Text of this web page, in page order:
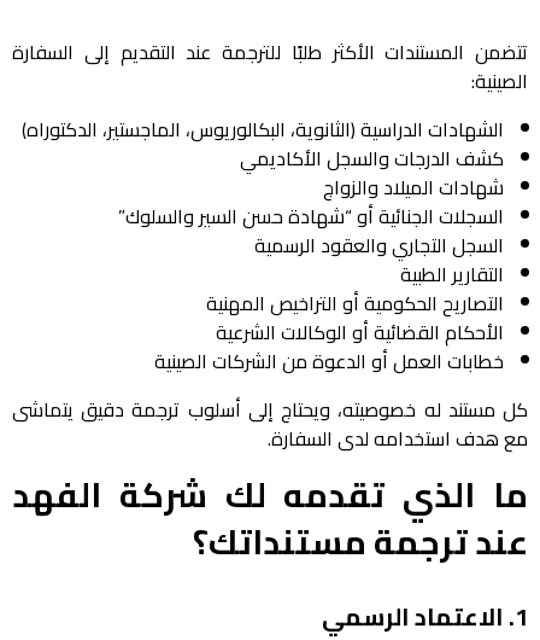
تتضمن المستندات الأكثر طلبًا للترجمة عند التقديم إلى السفارة
الصينية:
الشهادات الدراسية (الثانوية، البكالوريوس، الماجستير، الدكتوراه)
كشف الدرجات والسجل الأكاديمي
شهادات الميلاد والزواج
السجلات الجنائية أو “شهادة حسن السير والسلوك”
السجل التجاري والعقود الرسمية
التقارير الطبية
التصاريح الحكومية أو التراخيص المهنية
الأحكام القضائية أو الوكالات الشرعية
خطابات العمل أو الدعوة من الشركات الصينية
كل مستند له خصوصيته، ويحتاج إلى أسلوب ترجمة دقيق يتماشى
مع هدف استخدامه لدى السفارة.
ما الذي تقدمه لك شركة الفهد
عند ترجمة مستنداتك؟
1. الاعتماد الرسمي